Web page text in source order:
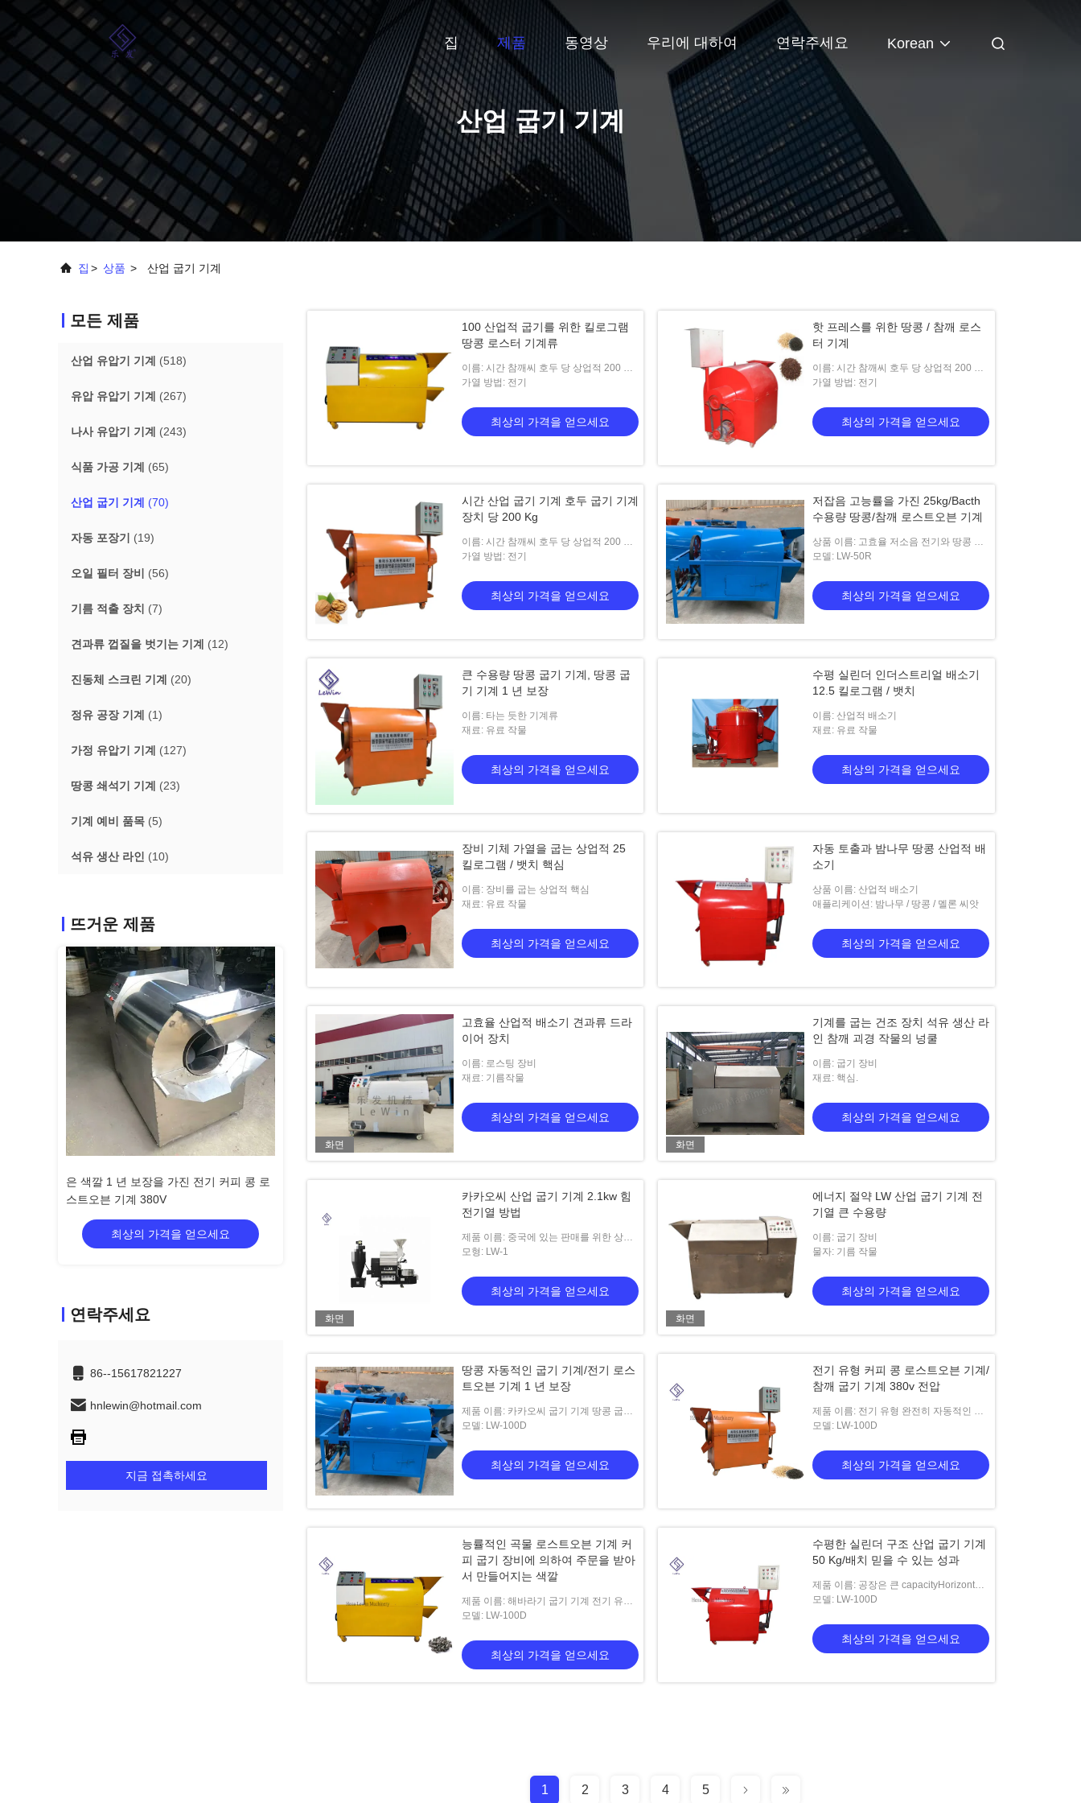
집 제품 동영상 우리에 대하여 연락주세요 Korean
산업 굽기 기계
집 > 상품 > 산업 굽기 기계
모든 제품
산업 유압기 기계 (518)
유압 유압기 기계 (267)
나사 유압기 기계 (243)
식품 가공 기계 (65)
산업 굽기 기계 (70)
자동 포장기 (19)
오일 필터 장비 (56)
기름 적출 장치 (7)
견과류 껍질을 벗기는 기계 (12)
진동체 스크린 기계 (20)
정유 공장 기계 (1)
가정 유압기 기계 (127)
땅콩 쇄석기 기계 (23)
기계 예비 품목 (5)
석유 생산 라인 (10)
뜨거운 제품
은 색깔 1 년 보장을 가진 전기 커피 콩 로
스트오븐 기계 380V
최상의 가격을 얻으세요
은 색깔 1 년 보장을 가진 전기 커피 콩 로
연락주세요
86--15617821227
hnlewin@hotmail.com
지금 접촉하세요
100 산업적 굽기를 위한 킬로그램
땅콩 로스터 기계류
이름: 시간 참깨씨 호두 당 상업적 200 킬
로그램이 기계류를 굽습니다
가열 방법: 전기
최상의 가격을 얻으세요
핫 프레스를 위한 땅콩 / 참깨 로스
터 기계
이름: 시간 참깨씨 호두 당 상업적 200 킬
로그램이 기계류를 굽습니다
가열 방법: 전기
최상의 가격을 얻으세요
시간 산업 굽기 기계 호두 굽기 기계
장치 당 200 Kg
이름: 시간 참깨씨 호두 당 상업적 200 킬
로그램이 기계류를 굽습니다
가열 방법: 전기
최상의 가격을 얻으세요
저잡음 고능률을 가진 25kg/Bacth
수용량 땅콩/참깨 로스트오븐 기계
상품 이름: 고효율 저소음 전기와 땅콩 참
깨 로스터 기계
모델: LW-50R
최상의 가격을 얻으세요
큰 수용량 땅콩 굽기 기계, 땅콩 굽
기 기계 1 년 보장
이름: 타는 듯한 기계류
재료: 유료 작물
최상의 가격을 얻으세요
수평 실린더 인더스트리얼 배소기
12.5 킬로그램 / 뱃치
이름: 산업적 배소기
재료: 유료 작물
최상의 가격을 얻으세요
장비 기체 가열을 굽는 상업적 25
킬로그램 / 뱃치 핵심
이름: 장비를 굽는 상업적 핵심
재료: 유료 작물
최상의 가격을 얻으세요
자동 토출과 밤나무 땅콩 산업적 배
소기
상품 이름: 산업적 배소기
애플리케이션: 밤나무 / 땅콩 / 멜론 씨앗
최상의 가격을 얻으세요
화면
고효율 산업적 배소기 견과류 드라
이어 장치
이름: 로스팅 장비
재료: 기름작물
최상의 가격을 얻으세요
화면
기계를 굽는 건조 장치 석유 생산 라
인 참깨 괴경 작물의 넝쿨
이름: 굽기 장비
재료: 핵심.
최상의 가격을 얻으세요
화면
카카오씨 산업 굽기 기계 2.1kw 힘
전기열 방법
제품 이름: 중국에 있는 판매를 위한 상업
적인 1kg 커피 로스터 카카오씨 굽기 기계
모형: LW-1
최상의 가격을 얻으세요
화면
에너지 절약 LW 산업 굽기 기계 전
기열 큰 수용량
이름: 굽기 장비
물자: 기름 작물
최상의 가격을 얻으세요
땅콩 자동적인 굽기 기계/전기 로스
트오븐 기계 1 년 보장
제품 이름: 카카오씨 굽기 기계 땅콩 굽기
기계장치 참깨 굽기 기계
모델: LW-100D
최상의 가격을 얻으세요
전기 유형 커피 콩 로스트오븐 기계/
참깨 굽기 기계 380v 전압
제품 이름: 전기 유형 완전히 자동적인 땅
콩 땅콩 로스트오븐 기계 밤/참깨 굽기 기
모델: LW-100D
최상의 가격을 얻으세요
능률적인 곡물 로스트오븐 기계 커
피 굽기 장비에 의하여 주문을 받아
서 만들어지는 색깔
제품 이름: 해바라기 굽기 기계 전기 유형
은 판매 좋은 가격을 위한 roater 기계를
모델: LW-100D
최상의 가격을 얻으세요
수평한 실린더 구조 산업 굽기 기계
50 Kg/배치 믿을 수 있는 성과
제품 이름: 공장은 큰 capacityHorizontal
실린더 구조 산업 굽기 기계 50 Kg/배치
기계를 제공합니다
모델: LW-100D
최상의 가격을 얻으세요
1 2 3 4 5